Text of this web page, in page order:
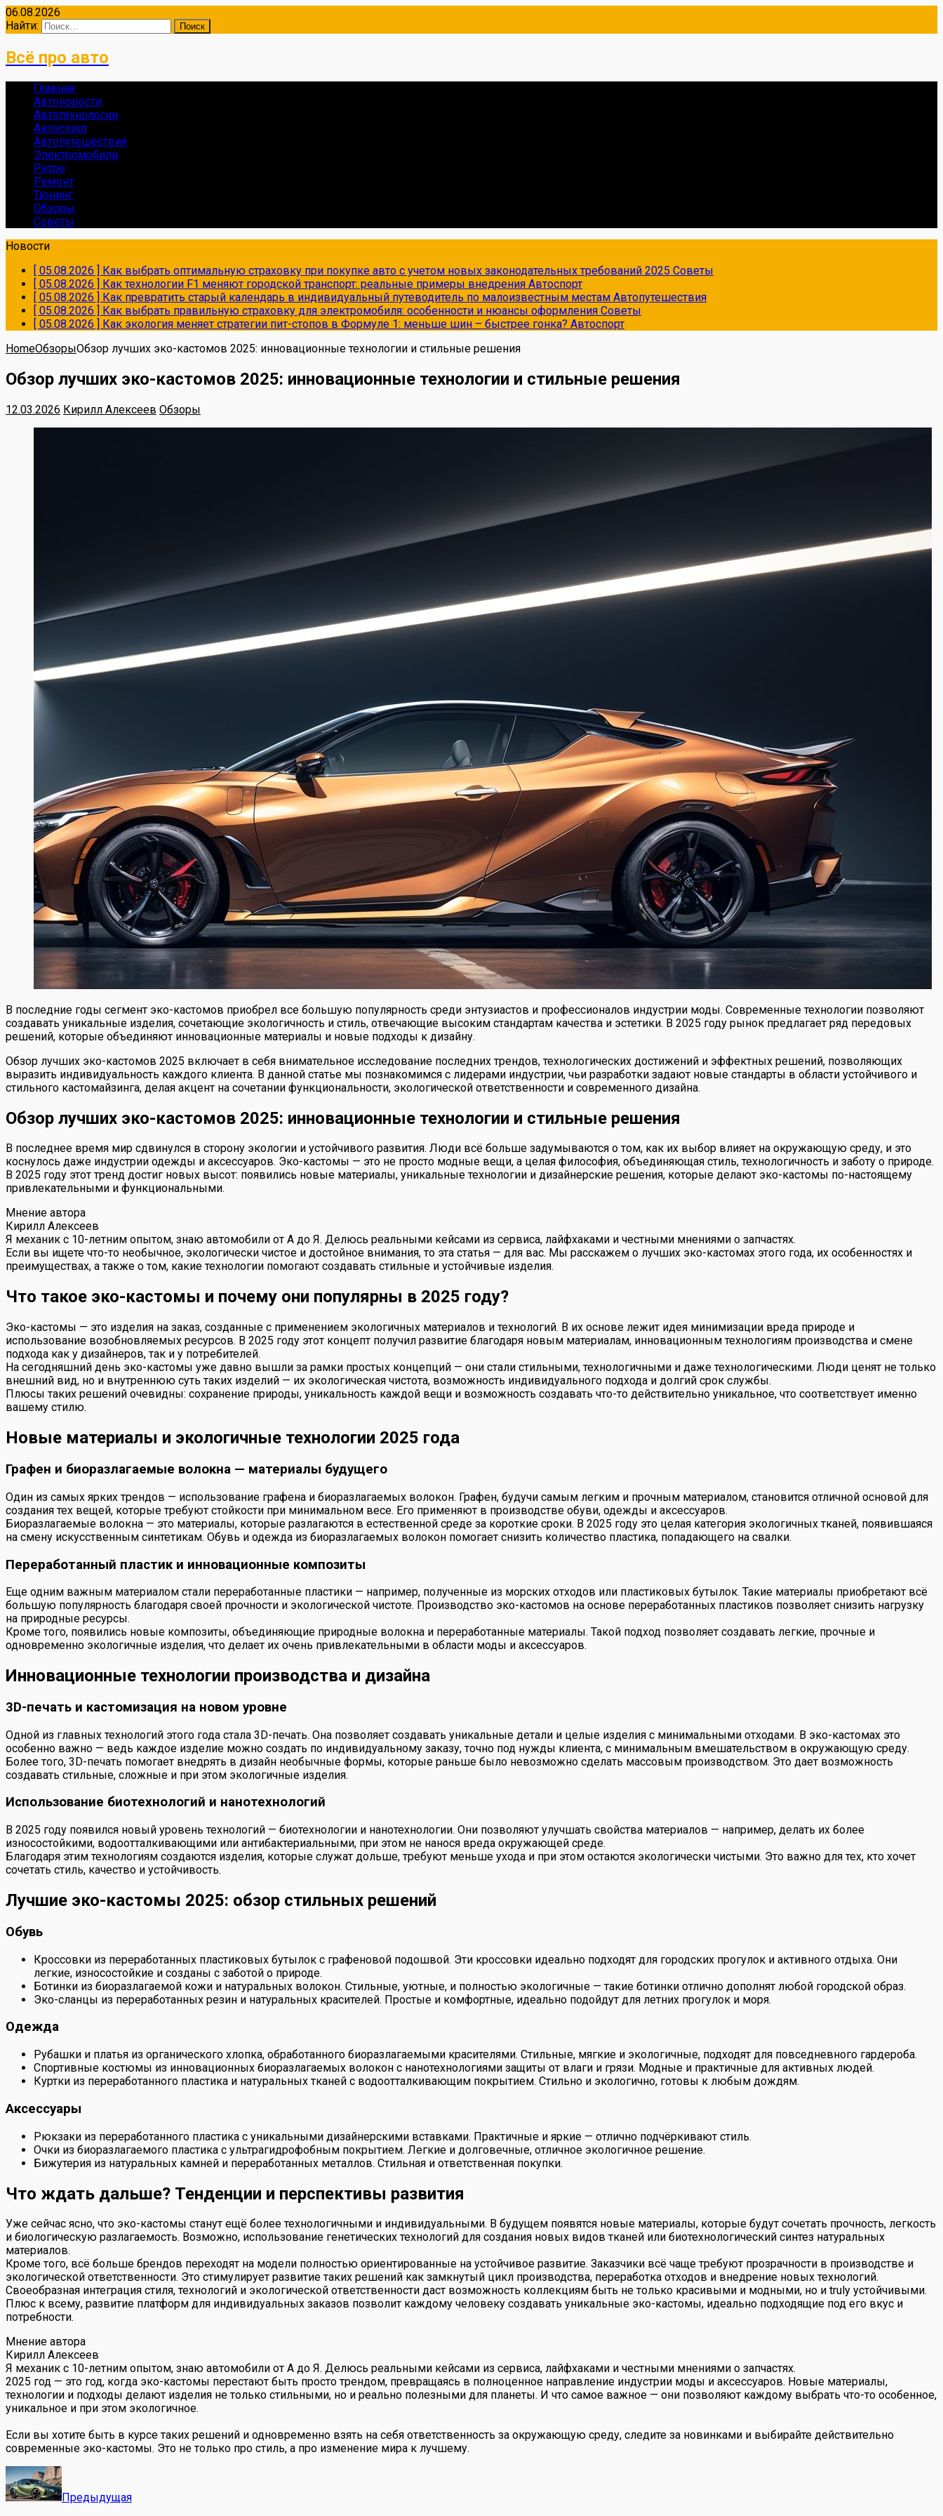
06.08.2026
Найти:
Всё про авто
Главная
Автоновости
Автотехнологии
Автоспорт
Автопутешествия
Электромобили
Ретро
Ремонт
Тюнинг
Обзоры
Советы
Новости
[ 05.08.2026 ] Как выбрать оптимальную страховку при покупке авто с учетом новых законодательных требований 2025 Советы
[ 05.08.2026 ] Как технологии F1 меняют городской транспорт: реальные примеры внедрения Автоспорт
[ 05.08.2026 ] Как превратить старый календарь в индивидуальный путеводитель по малоизвестным местам Автопутешествия
[ 05.08.2026 ] Как выбрать правильную страховку для электромобиля: особенности и нюансы оформления Советы
[ 05.08.2026 ] Как экология меняет стратегии пит-стопов в Формуле 1: меньше шин – быстрее гонка? Автоспорт
HomeОбзорыОбзор лучших эко-кастомов 2025: инновационные технологии и стильные решения
Обзор лучших эко-кастомов 2025: инновационные технологии и стильные решения
12.03.2026 Кирилл Алексеев Обзоры
В последние годы сегмент эко-кастомов приобрел все большую популярность среди энтузиастов и профессионалов индустрии моды. Современные технологии позволяют
создавать уникальные изделия, сочетающие экологичность и стиль, отвечающие высоким стандартам качества и эстетики. В 2025 году рынок предлагает ряд передовых
решений, которые объединяют инновационные материалы и новые подходы к дизайну.
Обзор лучших эко-кастомов 2025 включает в себя внимательное исследование последних трендов, технологических достижений и эффектных решений, позволяющих
выразить индивидуальность каждого клиента. В данной статье мы познакомимся с лидерами индустрии, чьи разработки задают новые стандарты в области устойчивого и
стильного кастомайзинга, делая акцент на сочетании функциональности, экологической ответственности и современного дизайна.
Обзор лучших эко-кастомов 2025: инновационные технологии и стильные решения
В последнее время мир сдвинулся в сторону экологии и устойчивого развития. Люди всё больше задумываются о том, как их выбор влияет на окружающую среду, и это
коснулось даже индустрии одежды и аксессуаров. Эко-кастомы — это не просто модные вещи, а целая философия, объединяющая стиль, технологичность и заботу о природе.
В 2025 году этот тренд достиг новых высот: появились новые материалы, уникальные технологии и дизайнерские решения, которые делают эко-кастомы по-настоящему
привлекательными и функциональными.
Мнение автора
Кирилл Алексеев
Я механик с 10-летним опытом, знаю автомобили от А до Я. Делюсь реальными кейсами из сервиса, лайфхаками и честными мнениями о запчастях.
Если вы ищете что-то необычное, экологически чистое и достойное внимания, то эта статья — для вас. Мы расскажем о лучших эко-кастомах этого года, их особенностях и
преимуществах, а также о том, какие технологии помогают создавать стильные и устойчивые изделия.
Что такое эко-кастомы и почему они популярны в 2025 году?
Эко-кастомы — это изделия на заказ, созданные с применением экологичных материалов и технологий. В их основе лежит идея минимизации вреда природе и
использование возобновляемых ресурсов. В 2025 году этот концепт получил развитие благодаря новым материалам, инновационным технологиям производства и смене
подхода как у дизайнеров, так и у потребителей.
На сегодняшний день эко-кастомы уже давно вышли за рамки простых концепций — они стали стильными, технологичными и даже технологическими. Люди ценят не только
внешний вид, но и внутреннюю суть таких изделий — их экологическая чистота, возможность индивидуального подхода и долгий срок службы.
Плюсы таких решений очевидны: сохранение природы, уникальность каждой вещи и возможность создавать что-то действительно уникальное, что соответствует именно
вашему стилю.
Новые материалы и экологичные технологии 2025 года
Графен и биоразлагаемые волокна — материалы будущего
Один из самых ярких трендов — использование графена и биоразлагаемых волокон. Графен, будучи самым легким и прочным материалом, становится отличной основой для
создания тех вещей, которые требуют стойкости при минимальном весе. Его применяют в производстве обуви, одежды и аксессуаров.
Биоразлагаемые волокна — это материалы, которые разлагаются в естественной среде за короткие сроки. В 2025 году это целая категория экологичных тканей, появившаяся
на смену искусственным синтетикам. Обувь и одежда из биоразлагаемых волокон помогает снизить количество пластика, попадающего на свалки.
Переработанный пластик и инновационные композиты
Еще одним важным материалом стали переработанные пластики — например, полученные из морских отходов или пластиковых бутылок. Такие материалы приобретают всё
большую популярность благодаря своей прочности и экологической чистоте. Производство эко-кастомов на основе переработанных пластиков позволяет снизить нагрузку
на природные ресурсы.
Кроме того, появились новые композиты, объединяющие природные волокна и переработанные материалы. Такой подход позволяет создавать легкие, прочные и
одновременно экологичные изделия, что делает их очень привлекательными в области моды и аксессуаров.
Инновационные технологии производства и дизайна
3D-печать и кастомизация на новом уровне
Одной из главных технологий этого года стала 3D-печать. Она позволяет создавать уникальные детали и целые изделия с минимальными отходами. В эко-кастомах это
особенно важно — ведь каждое изделие можно создать по индивидуальному заказу, точно под нужды клиента, с минимальным вмешательством в окружающую среду.
Более того, 3D-печать помогает внедрять в дизайн необычные формы, которые раньше было невозможно сделать массовым производством. Это дает возможность
создавать стильные, сложные и при этом экологичные изделия.
Использование биотехнологий и нанотехнологий
В 2025 году появился новый уровень технологий — биотехнологии и нанотехнологии. Они позволяют улучшать свойства материалов — например, делать их более
износостойкими, водоотталкивающими или антибактериальными, при этом не нанося вреда окружающей среде.
Благодаря этим технологиям создаются изделия, которые служат дольше, требуют меньше ухода и при этом остаются экологически чистыми. Это важно для тех, кто хочет
сочетать стиль, качество и устойчивость.
Лучшие эко-кастомы 2025: обзор стильных решений
Обувь
Кроссовки из переработанных пластиковых бутылок с графеновой подошвой. Эти кроссовки идеально подходят для городских прогулок и активного отдыха. Они
легкие, износостойкие и созданы с заботой о природе.
Ботинки из биоразлагаемой кожи и натуральных волокон. Стильные, уютные, и полностью экологичные — такие ботинки отлично дополнят любой городской образ.
Эко-сланцы из переработанных резин и натуральных красителей. Простые и комфортные, идеально подойдут для летних прогулок и моря.
Одежда
Рубашки и платья из органического хлопка, обработанного биоразлагаемыми красителями. Стильные, мягкие и экологичные, подходят для повседневного гардероба.
Спортивные костюмы из инновационных биоразлагаемых волокон с нанотехнологиями защиты от влаги и грязи. Модные и практичные для активных людей.
Куртки из переработанного пластика и натуральных тканей с водоотталкивающим покрытием. Стильно и экологично, готовы к любым дождям.
Аксессуары
Рюкзаки из переработанного пластика с уникальными дизайнерскими вставками. Практичные и яркие — отлично подчёркивают стиль.
Очки из биоразлагаемого пластика с ультрагидрофобным покрытием. Легкие и долговечные, отличное экологичное решение.
Бижутерия из натуральных камней и переработанных металлов. Стильная и ответственная покупки.
Что ждать дальше? Тенденции и перспективы развития
Уже сейчас ясно, что эко-кастомы станут ещё более технологичными и индивидуальными. В будущем появятся новые материалы, которые будут сочетать прочность, легкость
и биологическую разлагаемость. Возможно, использование генетических технологий для создания новых видов тканей или биотехнологический синтез натуральных
материалов.
Кроме того, всё больше брендов переходят на модели полностью ориентированные на устойчивое развитие. Заказчики всё чаще требуют прозрачности в производстве и
экологической ответственности. Это стимулирует развитие таких решений как замкнутый цикл производства, переработка отходов и внедрение новых технологий.
Своеобразная интеграция стиля, технологий и экологической ответственности даст возможность коллекциям быть не только красивыми и модными, но и truly устойчивыми.
Плюс к всему, развитие платформ для индивидуальных заказов позволит каждому человеку создавать уникальные эко-кастомы, идеально подходящие под его вкус и
потребности.
Мнение автора
Кирилл Алексеев
Я механик с 10-летним опытом, знаю автомобили от А до Я. Делюсь реальными кейсами из сервиса, лайфхаками и честными мнениями о запчастях.
2025 год — это год, когда эко-кастомы перестают быть просто трендом, превращаясь в полноценное направление индустрии моды и аксессуаров. Новые материалы,
технологии и подходы делают изделия не только стильными, но и реально полезными для планеты. И что самое важное — они позволяют каждому выбрать что-то особенное,
уникальное и при этом экологичное.
Если вы хотите быть в курсе таких решений и одновременно взять на себя ответственность за окружающую среду, следите за новинками и выбирайте действительно
современные эко-кастомы. Это не только про стиль, а про изменение мира к лучшему.
Предыдущая